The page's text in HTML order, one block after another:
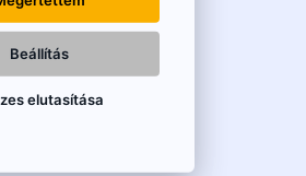
Beállítás
elutasítása